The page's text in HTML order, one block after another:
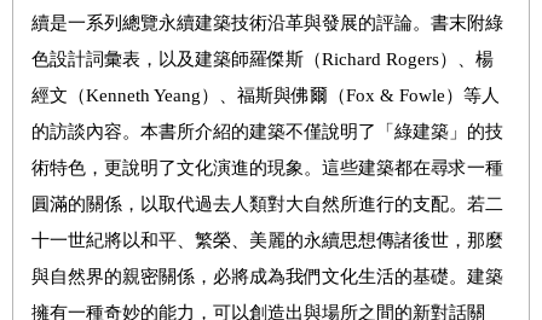
續是一系列總覽永續建築技術沿革與發展的評論。書末附綠
色設計詞彙表，以及建築師羅傑斯（Richard Rogers）、楊
經文（Kenneth Yeang）、福斯與佛爾（Fox & Fowle）等人
的訪談內容。本書所介紹的建築不僅說明了「綠建築」的技
術特色，更說明了文化演進的現象。這些建築都在尋求一種
圓滿的關係，以取代過去人類對大自然所進行的支配。若二
十一世紀將以和平、繁榮、美麗的永續思想傳諸後世，那麼
與自然界的親密關係，必將成為我們文化生活的基礎。建築
擁有一種奇妙的能力，可以創造出與場所之間的新對話關